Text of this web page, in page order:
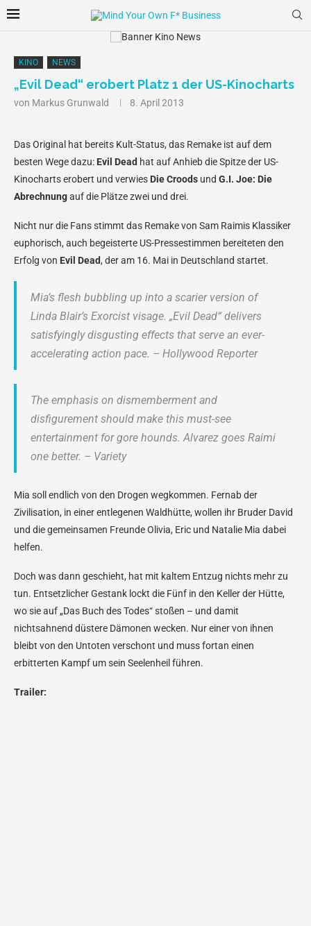
KINO NEWS
„Evil Dead“ erobert Platz 1 der US-Kinocharts
von Markus Grunwald 8. April 2013
Das Original hat bereits Kult-Status, das Remake ist auf dem
besten Wege dazu: Evil Dead hat auf Anhieb die Spitze der US-
Kinocharts erobert und verwies Die Croods und G.I. Joe: Die
Abrechnungauf die Plätze zwei und drei.
Nicht nur die Fans stimmt das Remake von Sam Raimis Klassiker
euphorisch, auch begeisterte US-Pressestimmen bereiteten den
Erfolg von Evil Dead, der am 16. Mai in Deutschland startet.
Mia’s flesh bubbling up into a scarier version of
Linda Blair’s Exorcist visage. „Evil Dead“ delivers
satisfyingly disgusting effects that serve an ever-
accelerating action pace. – Hollywood Reporter
The emphasis on dismemberment and
disfigurement should make this must-see
entertainment for gore hounds. Alvarez goes Raimi
one better. – Variety
Mia soll endlich von den Drogen wegkommen. Fernab der
Zivilisation, in einer entlegenen Waldhütte, wollen ihr Bruder David
und die gemeinsamen Freunde Olivia, Eric und Natalie Mia dabei
helfen.
Doch was dann geschieht, hat mit kaltem Entzug nichts mehr zu
tun. Entsetzlicher Gestank lockt die Fünf in den Keller der Hütte,
wo sie auf „Das Buch des Todes“ stoßen – und damit
nichtsahnend düstere Dämonen wecken. Nur einer von ihnen
bleibt von den Untoten verschont und muss fortan einen
erbitterten Kampf um sein Seelenheil führen.
Trailer: